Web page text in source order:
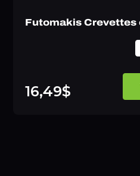
Futomakis Crevettes
16,49$